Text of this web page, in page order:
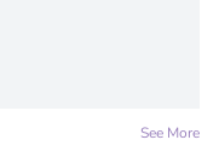
See More